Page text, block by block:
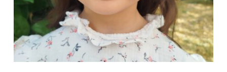
در
صفحه
محصول
انتخاب
شوند